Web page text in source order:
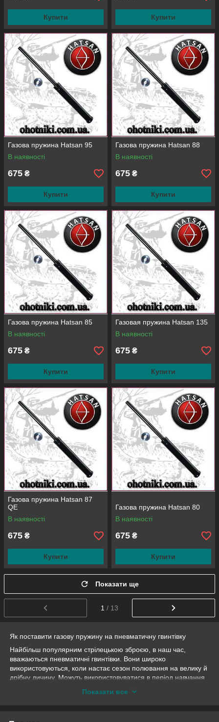
Купити Купити
Газова пружина Hatsan 95
В наявності
675 ₴
Купити
Газова пружина Hatsan 88
В наявності
675 ₴
Купити
Газова пружина Hatsan 85
В наявності
675 ₴
Купити
Газовая пружина Hatsan 135
В наявності
675 ₴
Купити
Газова пружина Hatsan 87
QE
В наявності
675 ₴
Купити
Газова пружина Hatsan 80
В наявності
675 ₴
Купити
Показати ще
1 / 13
Як поставити газову пружину на пневматичну гвинтівку
Найбільш популярним стрілецькою зброєю, в наш час,
вважаються пневматичні гвинтівки. Вони широко
використовуються, коли настає сезон полювання на велику й
дрібну дичину. Можуть використовуватися в період навчання
На сьогоднішній день модельний ряд пневматичних гвинтівок
Показати все